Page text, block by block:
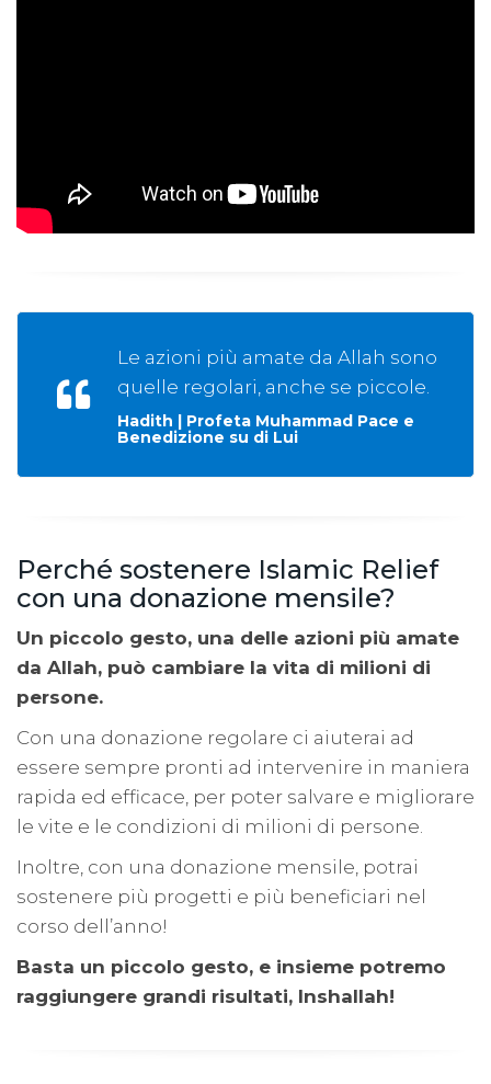
Le azioni più amate da Allah sono
quelle regolari, anche se piccole.
Hadith | Profeta Muhammad Pace e
Benedizione su di Lui
Perché sostenere Islamic Relief
con una donazione mensile?
Un piccolo gesto, una delle azioni più amate
da Allah, può cambiare la vita di milioni di
persone.
Con una donazione regolare ci aiuterai ad
essere sempre pronti ad intervenire in maniera
rapida ed efficace, per poter salvare e migliorare
le vite e le condizioni di milioni di persone.
Inoltre, con una donazione mensile, potrai
sostenere più progetti e più beneficiari nel
corso dell’anno!
Basta un piccolo gesto, e insieme potremo
raggiungere grandi risultati, Inshallah!